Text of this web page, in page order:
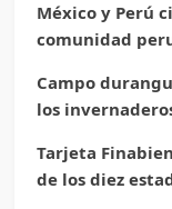
México y Perú
comunidad
Campo
los
Tarjeta
de los diez